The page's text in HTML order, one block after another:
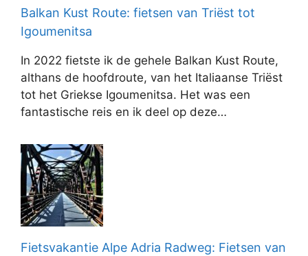
Balkan Kust Route: fietsen van Triëst tot
Igoumenitsa
In 2022 fietste ik de gehele Balkan Kust Route,
althans de hoofdroute, van het Italiaanse Triëst
tot het Griekse Igoumenitsa. Het was een
fantastische reis en ik deel op deze…
Fietsvakantie Alpe Adria Radweg: Fietsen van